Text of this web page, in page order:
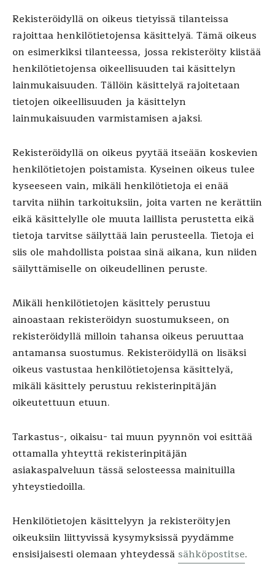
Rekisteröidyllä on oikeus tietyissä tilanteissa
rajoittaa henkilötietojensa käsittelyä. Tämä oikeus
on esimerkiksi tilanteessa, jossa rekisteröity kiistää
henkilötietojensa oikeellisuuden tai käsittelyn
lainmukaisuuden. Tällöin käsittelyä rajoitetaan
tietojen oikeellisuuden ja käsittelyn
lainmukaisuuden varmistamisen ajaksi.
Rekisteröidyllä on oikeus pyytää itseään koskevien
henkilötietojen poistamista. Kyseinen oikeus tulee
kyseeseen vain, mikäli henkilötietoja ei enää
tarvita niihin tarkoituksiin, joita varten ne kerättiin
eikä käsittelylle ole muuta laillista perustetta eikä
tietoja tarvitse säilyttää lain perusteella. Tietoja ei
siis ole mahdollista poistaa sinä aikana, kun niiden
säilyttämiselle on oikeudellinen peruste.
Mikäli henkilötietojen käsittely perustuu
ainoastaan rekisteröidyn suostumukseen, on
rekisteröidyllä milloin tahansa oikeus peruuttaa
antamansa suostumus. Rekisteröidyllä on lisäksi
oikeus vastustaa henkilötietojensa käsittelyä,
mikäli käsittely perustuu rekisterinpitäjän
oikeutettuun etuun.
Tarkastus-, oikaisu- tai muun pyynnön voi esittää
ottamalla yhteyttä rekisterinpitäjän
asiakaspalveluun tässä selosteessa mainituilla
yhteystiedoilla.
Henkilötietojen käsittelyyn ja rekisteröityjen
oikeuksiin liittyvissä kysymyksissä pyydämme
ensisijaisesti olemaan yhteydessä sähköpostitse.